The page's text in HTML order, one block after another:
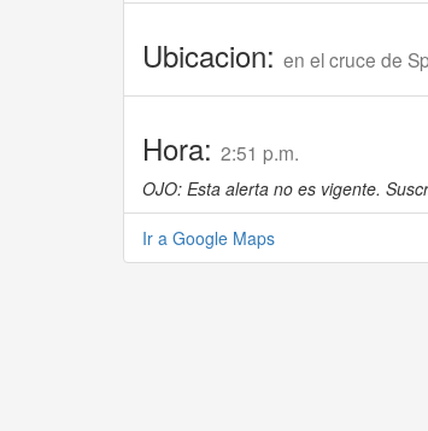
Ubicacion: en el cruce de
Hora: 2:51 p.m.
OJO: Esta alerta no es vigente.
Ir a Google Maps